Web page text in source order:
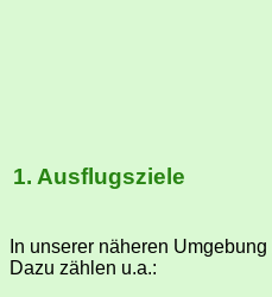
1. Ausflugsziele
In unserer näheren
Dazu zählen u.a.: